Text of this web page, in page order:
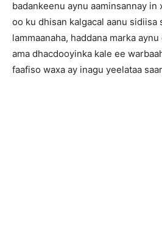
badankeenu aynu aaminsannay
oo ku dhisan kalgacal aanu sidiisa
lammaanaha, haddana marka
ama dhacdooyinka kale ee
faafiso waxa ay inagu yeelataa